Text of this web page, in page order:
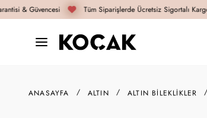
& Güvencesi Tüm Siparişlerde Ücretsiz Sigortalı Kargo
ANASAYFA ALTIN ALTIN BILEKLIKLER